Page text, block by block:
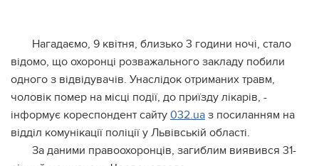
Нагадаємо, 9 квітня, близько 3 години ночі, стало
відомо, що охоронці розважального закладу побили
одного з відвідувачів. Унаслідок отриманих травм,
чоловік помер на місці події, до приїзду лікарів, -
інформує кореспондент сайту 032.ua з посиланням на
відділ комунікації поліції у Львівській області.
За даними правоохоронців, загиблим виявився 31-